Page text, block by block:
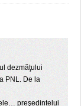
dezmăţului
PNL. De la
preşedintelui